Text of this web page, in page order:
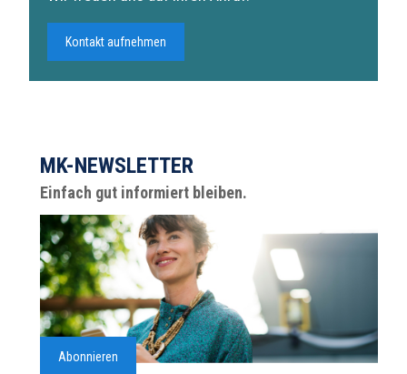
Kontakt aufnehmen
MK-NEWSLETTER
Einfach gut informiert bleiben.
Abonnieren